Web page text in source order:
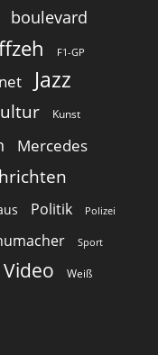
boulevard
F1-GP
Jazz
Kunst
Mercedes
Politik Polizei
Sport
Video Weiß